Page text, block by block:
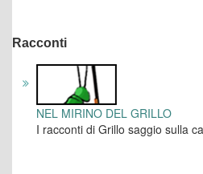
Racconti
NEL MIRINO DEL GRILLO
I racconti di Grillo saggio sulla